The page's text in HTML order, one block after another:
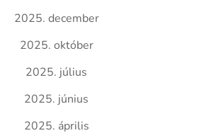
2025. december
2025. október
2025. július
2025. június
2025. április